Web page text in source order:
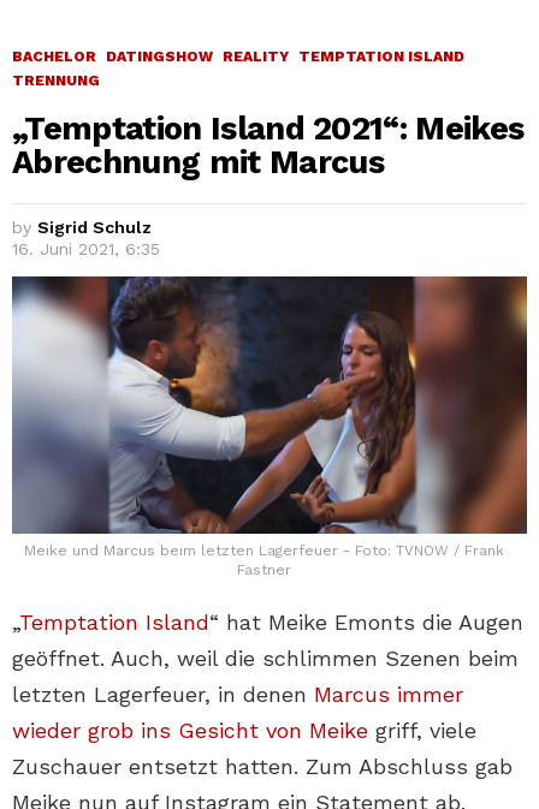
BACHELOR DATINGSHOW REALITY
TEMPTATION ISLAND
TRENNUNG
„Temptation Island 2021“: Meikes
Abrechnung mit Marcus
by Sigrid Schulz
16. Juni 2021, 6:35
Meike und Marcus beim letzten Lagerfeuer - Foto: TVNOW / Frank
Fastner
„Temptation Island“ hat Meike Emonts die Augen
geöffnet. Auch, weil die schlimmen Szenen beim
letzten Lagerfeuer, in denen Marcus immer
wieder grob ins Gesicht von Meike griff, viele
Zuschauer entsetzt hatten. Zum Abschluss gab
Meike nun auf Instagram ein Statement ab.